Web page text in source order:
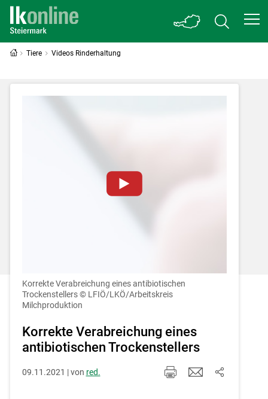
Tiere Videos Rinderhaltung
Einstellungen jederzeit einsehen und
korrigieren
Akzeptieren
Cookies Einstellungen
Korrekte Verabreichung eines antibiotischen
Trockenstellers © LFIÖ/LKÖ/Arbeitskreis
Milchproduktion
Korrekte Verabreichung eines
antibiotischen Trockenstellers
09.11.2021 | von red.